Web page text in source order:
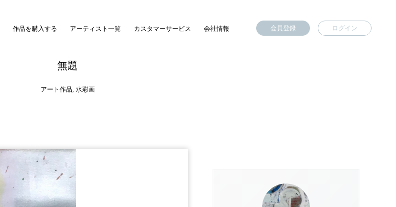
作品を購入する アーティスト一覧 カスタマーサービス 会社情報 会員登録 ログイン
無題
アート作品, 水彩画